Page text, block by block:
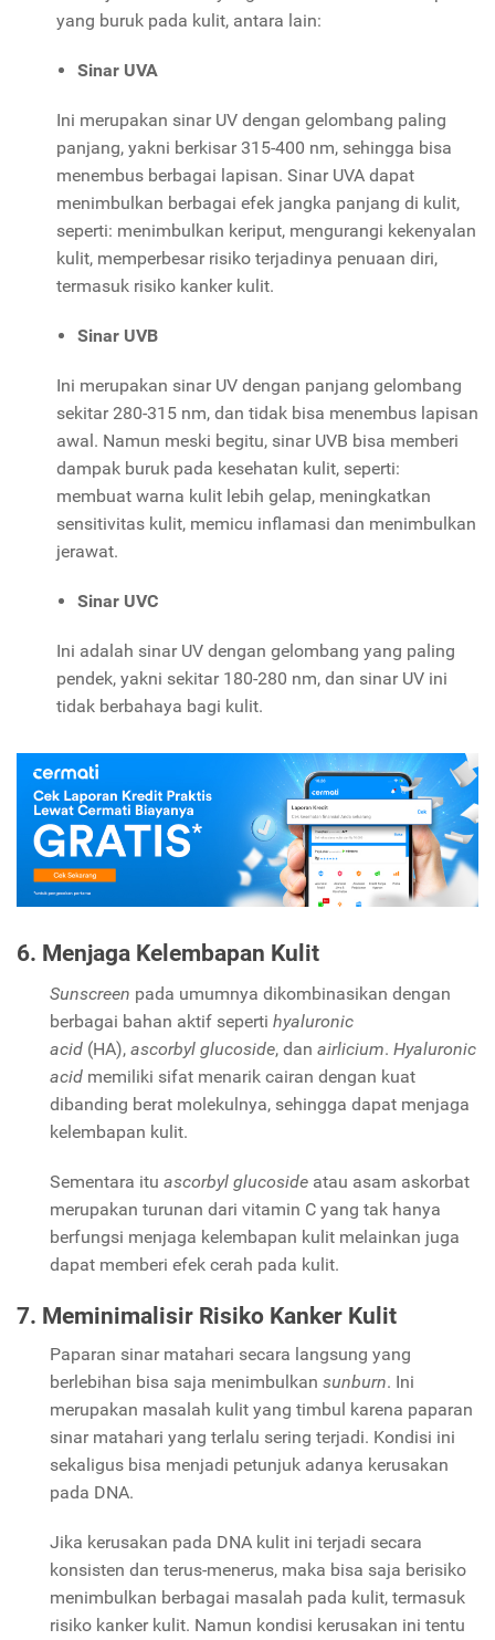
yang buruk pada kulit, antara lain:
Sinar UVA
Ini merupakan sinar UV dengan gelombang paling
panjang, yakni berkisar 315-400 nm, sehingga bisa
menembus berbagai lapisan. Sinar UVA dapat
menimbulkan berbagai efek jangka panjang di kulit,
seperti: menimbulkan keriput, mengurangi kekenyalan
kulit, memperbesar risiko terjadinya penuaan diri,
termasuk risiko kanker kulit.
Sinar UVB
Ini merupakan sinar UV dengan panjang gelombang
sekitar 280-315 nm, dan tidak bisa menembus lapisan
awal. Namun meski begitu, sinar UVB bisa memberi
dampak buruk pada kesehatan kulit, seperti:
membuat warna kulit lebih gelap, meningkatkan
sensitivitas kulit, memicu inflamasi dan menimbulkan
jerawat.
Sinar UVC
Ini adalah sinar UV dengan gelombang yang paling
pendek, yakni sekitar 180-280 nm, dan sinar UV ini
tidak berbahaya bagi kulit.
6. Menjaga Kelembapan Kulit
Sunscreen pada umumnya dikombinasikan dengan
berbagai bahan aktif seperti hyaluronic
acid (HA), ascorbyl glucoside, dan airlicium. Hyaluronic
acid memiliki sifat menarik cairan dengan kuat
dibanding berat molekulnya, sehingga dapat menjaga
kelembapan kulit.
Sementara itu ascorbyl glucoside atau asam askorbat
merupakan turunan dari vitamin C yang tak hanya
berfungsi menjaga kelembapan kulit melainkan juga
dapat memberi efek cerah pada kulit.
7. Meminimalisir Risiko Kanker Kulit
Paparan sinar matahari secara langsung yang
berlebihan bisa saja menimbulkan sunburn. Ini
merupakan masalah kulit yang timbul karena paparan
sinar matahari yang terlalu sering terjadi. Kondisi ini
sekaligus bisa menjadi petunjuk adanya kerusakan
pada DNA.
Jika kerusakan pada DNA kulit ini terjadi secara
konsisten dan terus-menerus, maka bisa saja berisiko
menimbulkan berbagai masalah pada kulit, termasuk
risiko kanker kulit. Namun kondisi kerusakan ini tentu